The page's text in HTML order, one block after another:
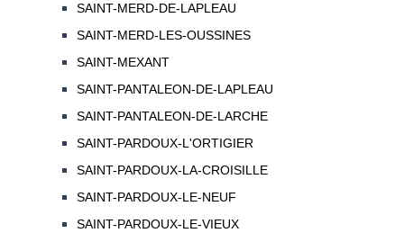
SAINT-MERD-DE-LAPLEAU
SAINT-MERD-LES-OUSSINES
SAINT-MEXANT
SAINT-PANTALEON-DE-LAPLEAU
SAINT-PANTALEON-DE-LARCHE
SAINT-PARDOUX-L'ORTIGIER
SAINT-PARDOUX-LA-CROISILLE
SAINT-PARDOUX-LE-NEUF
SAINT-PARDOUX-LE-VIEUX